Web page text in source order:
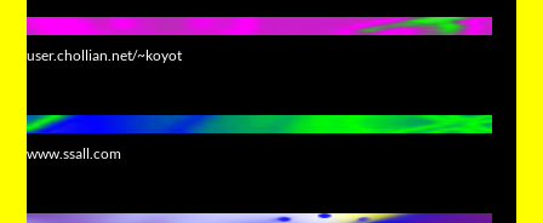
user.chollian.net/~koyot
www.ssall.com